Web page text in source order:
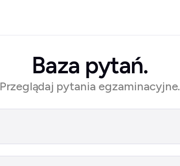
Baza pytań.
Przeglądaj pytania egzaminacyjne.